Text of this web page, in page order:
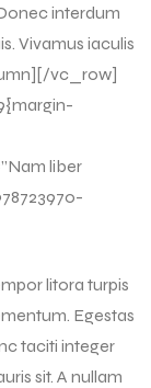
interdum
Vivamus iaculis
vc_row]
liber
litora turpis
Egestas
taciti integer
sit. A nullam